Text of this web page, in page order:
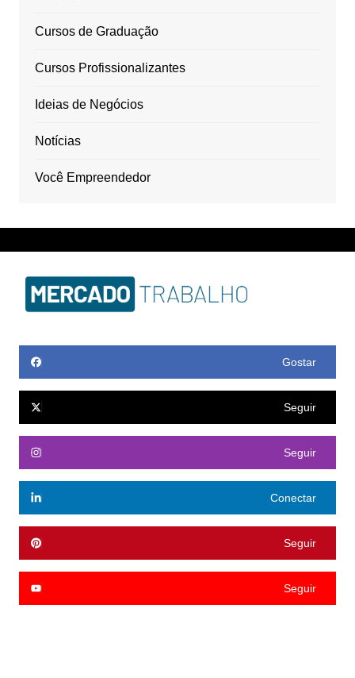
Cursos de Graduação
Cursos Profissionalizantes
Ideias de Negócios
Notícias
Você Empreendedor
Gostar
Seguir
Seguir
Conectar
Seguir
Seguir